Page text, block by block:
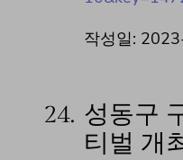
작성일:
24. 성동구
티벌 개